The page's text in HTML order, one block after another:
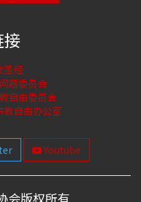
圣经
题委员会
自由委员会
自由办公室
Youtube
会版权所有